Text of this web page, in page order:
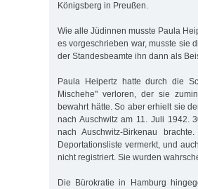
Königsberg in Preußen.
Wie alle Jüdinnen musste Paula
es vorgeschrieben war, musste sie
der Standesbeamte ihn dann als
Paula Heipertz hatte durch die
Mischehe" verloren, der sie
bewahrt hätte. So aber erhielt sie
nach Auschwitz am 11. Juli 1942.
nach Auschwitz-Birkenau
Deportationsliste vermerkt, und
nicht registriert. Sie wurden
Die Bürokratie in Hamburg